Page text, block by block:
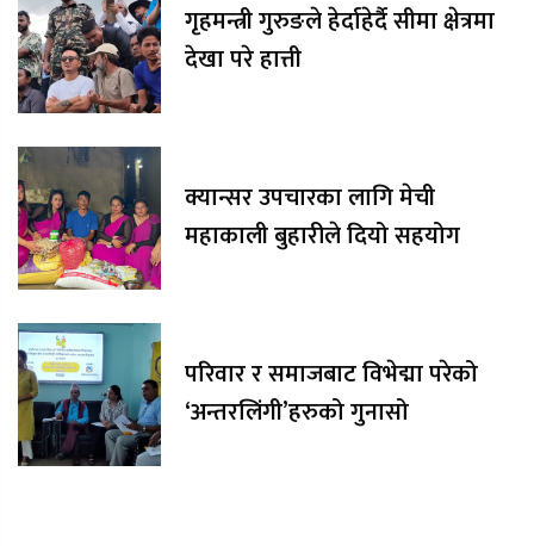
गृहमन्त्री गुरुङले हेर्दाहेर्दै सीमा क्षेत्रमा
देखा परे हात्ती
क्यान्सर उपचारका लागि मेची
महाकाली बुहारीले दियो सहयोग
परिवार र समाजबाट विभेद्मा परेको
‘अन्तरलिंगी’हरुको गुनासो